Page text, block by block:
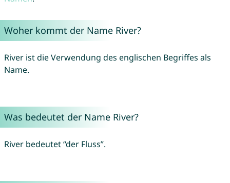
Woher kommt der Name River?
River ist die Verwendung des englischen Begriffes als
Name.
Was bedeutet der Name River?
River bedeutet “der Fluss”.